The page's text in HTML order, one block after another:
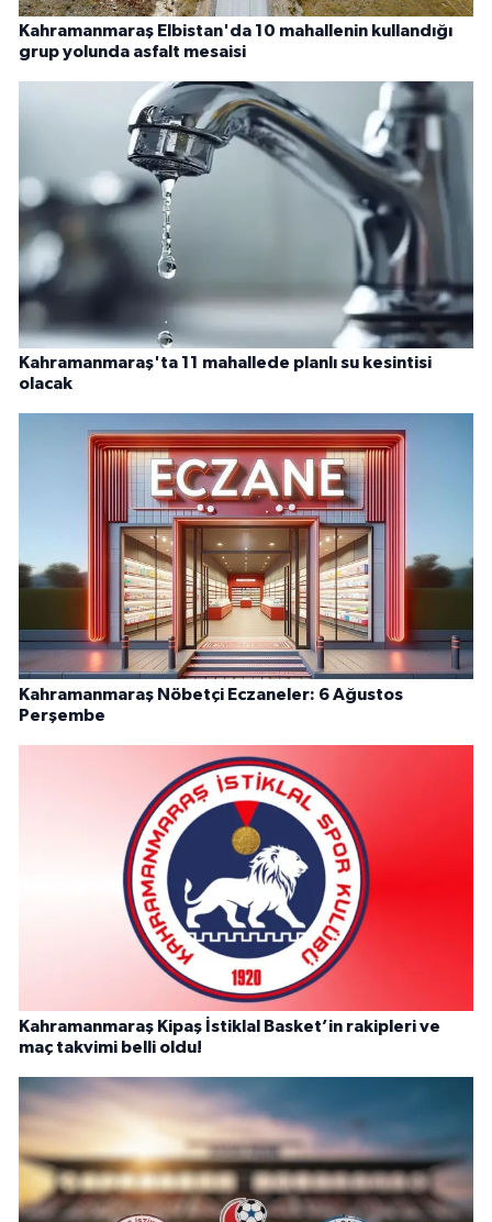
Kahramanmaraş Elbistan'da 10 mahallenin kullandığı
grup yolunda asfalt mesaisi
Kahramanmaraş'ta 11 mahallede planlı su kesintisi
olacak
Kahramanmaraş Nöbetçi Eczaneler: 6 Ağustos
Perşembe
Kahramanmaraş Kipaş İstiklal Basket’in rakipleri ve
maç takvimi belli oldu!